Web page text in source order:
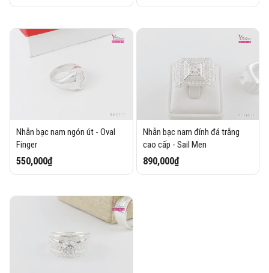
Nhẫn bạc nam ngón út - Oval
Finger
550,000₫
Nhẫn bạc nam đính đá trắng
cao cấp - Sail Men
890,000₫